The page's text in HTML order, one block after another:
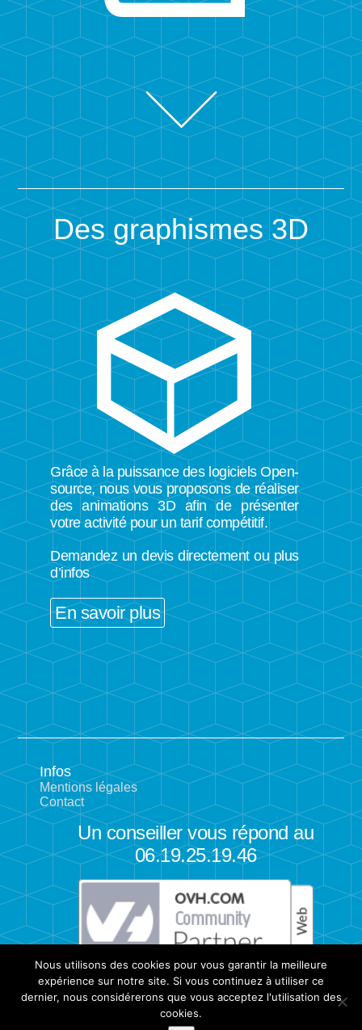
Des graphismes 3D
Grâce à la puissance des logiciels Open-
source, nous vous proposons de réaliser
des animations 3D afin de présenter
votre activité pour un tarif compétitif.
Demandez un devis directement ou plus
d’infos
En savoir plus
Infos
Mentions légales
Contact
Un conseiller vous répond au
06.19.25.19.46
Nous utilisons des cookies pour vous garantir la meilleure
expérience sur notre site. Si vous continuez à utiliser ce
dernier, nous considérerons que vous acceptez l'utilisation des
cookies.